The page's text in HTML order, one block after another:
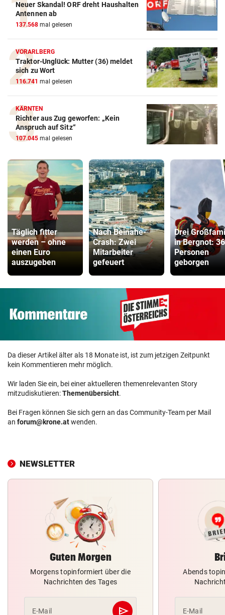
Neuer Skandal! ORF dreht Haushalten
Antennen ab
137.568 mal gelesen
VORARLBERG
Traktor-Unglück: Mutter (36) meldet
sich zu Wort
116.741 mal gelesen
KÄRNTEN
Richter aus Zug geworfen: „Kein
Anspruch auf Sitz“
107.045 mal gelesen
Täglich fitter
werden – ohne
einen Euro
auszugeben
Nach Beinahe-
Crash: Zwei
Mitarbeiter
gefeuert
Drei
in Bergnot: 36
Personen
geborgen
Da dieser Artikel älter als 18 Monate ist, ist zum jetzigen Zeitpunkt
kein Kommentieren mehr möglich.
Wir laden Sie ein, bei einer aktuelleren themenrelevanten Story
mitzudiskutieren:Themenübersicht.
Bei Fragen können Sie sich gern an das Community-Team per Mail
an forum@krone.atwenden.
NEWSLETTER
Guten Morgen
Morgens topinformiert über die
Nachrichten des Tages
E-Mail send
Abends
E-Mail